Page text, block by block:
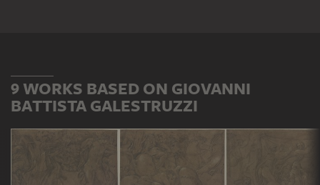
9 WORKS BASED ON GIOVANNI
BATTISTA GALESTRUZZI